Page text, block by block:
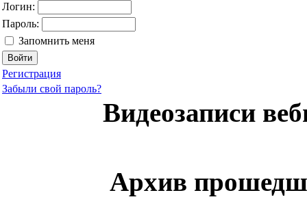
Логин:
Пароль:
Запомнить меня
Регистрация
Забыли свой пароль?
Видеозаписи
Архив